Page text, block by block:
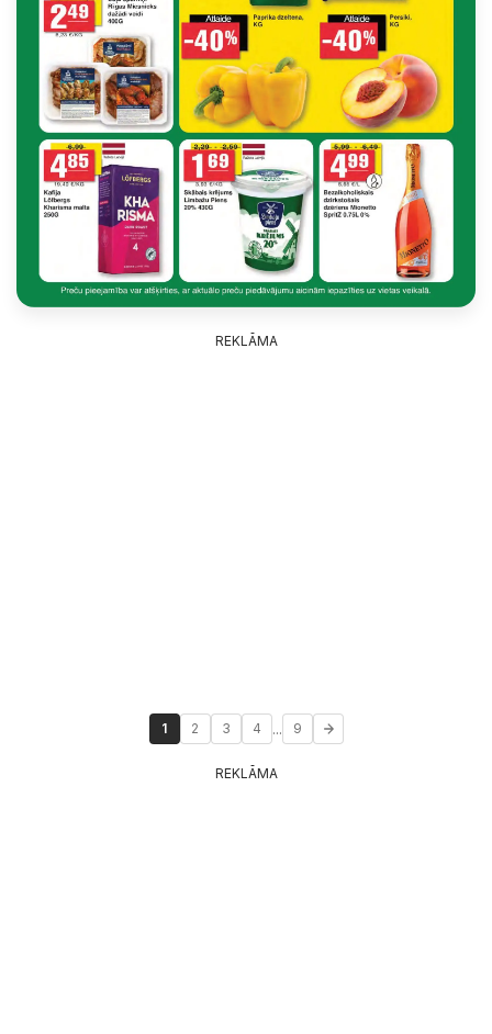
REKLĀMA
1 2 3 4 ... 9
REKLĀMA